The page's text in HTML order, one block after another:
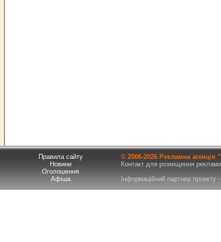
Правила сайту
Новини
Оголошення
Афіша
© 2006-2026 Рекламна
Контакт для розміщення
Інформаційний партнер проекту